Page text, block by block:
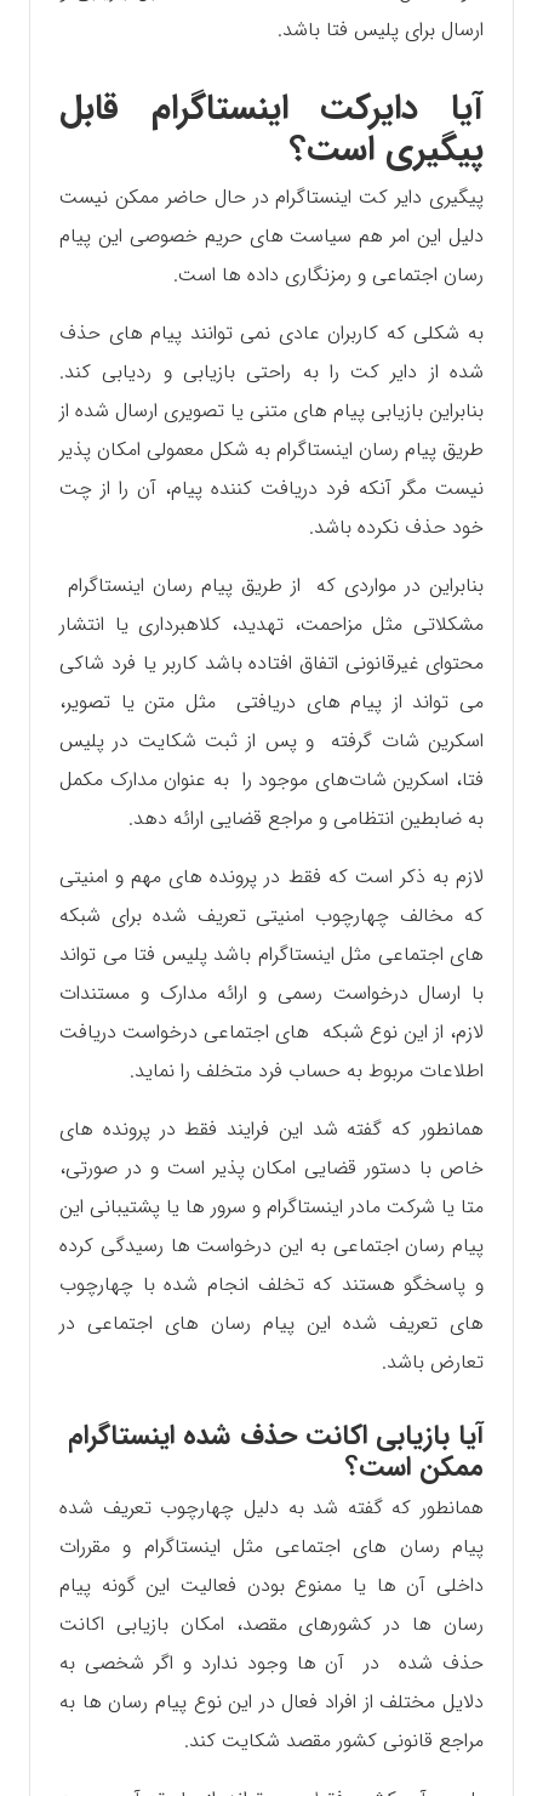
ارسال برای پلیس فتا باشد.
آیا دایرکت اینستاگرام قابل
پیگیری است؟
پیگیری دایر کت اینستاگرام در حال حاضر ممکن نیست
دلیل این امر هم سیاست های حریم خصوصی این پیام
رسان اجتماعی و رمزنگاری داده ها است.
به شکلی که کاربران عادی نمی توانند پیام های حذف
شده از دایر کت را به راحتی بازیابی و ردیابی کند.
بنابراین بازیابی پیام های متنی یا تصویری ارسال شده از
طریق پیام رسان اینستاگرام به شکل معمولی امکان پذیر
نیست مگر آنکه فرد دریافت کننده پیام، آن را از چت
خود حذف نکرده باشد.
بنابراین در مواردی که از طریق پیام رسان اینستاگرام
مشکلاتی مثل مزاحمت، تهدید، کلاهبرداری یا انتشار
محتوای غیرقانونی اتفاق افتاده باشد کاربر یا فرد شاکی
می تواند از پیام های دریافتی مثل متن یا تصویر،
اسکرین شات گرفته و پس از ثبت شکایت در پلیس
فتا، اسکرین شات‌های موجود را به عنوان مدارک مکمل
به ضابطین انتظامی و مراجع قضایی ارائه دهد.
لازم به ذکر است که فقط در پرونده های مهم و امنیتی
که مخالف چهارچوب امنیتی تعریف شده برای شبکه
های اجتماعی مثل اینستاگرام باشد پلیس فتا می تواند
با ارسال درخواست رسمی و ارائه مدارک و مستندات
لازم، از این نوع شبکه های اجتماعی درخواست دریافت
اطلاعات مربوط به حساب فرد متخلف را نماید.
همانطور که گفته شد این فرایند فقط در پرونده های
خاص با دستور قضایی امکان پذیر است و در صورتی،
متا یا شرکت مادر اینستاگرام و سرور ها یا پشتیبانی این
پیام رسان اجتماعی به این درخواست ها رسیدگی کرده
و پاسخگو هستند که تخلف انجام شده با چهارچوب
های تعریف شده این پیام رسان های اجتماعی در
تعارض باشد.
آیا بازیابی اکانت حذف شده اینستاگرام
ممکن است؟
همانطور که گفته شد به دلیل چهارچوب تعریف شده
پیام رسان های اجتماعی مثل اینستاگرام و مقررات
داخلی آن ها یا ممنوع بودن فعالیت این گونه پیام
رسان ها در کشورهای مقصد، امکان بازیابی اکانت
حذف شده در آن ها وجود ندارد و اگر شخصی به
دلایل مختلف از افراد فعال در این نوع پیام رسان ها به
مراجع قانونی کشور مقصد شکایت کند.